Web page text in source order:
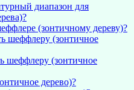
диапазон для
(зонтичному дереву)?
шеффлеру (зонтичное
шеффлеру (зонтичное
дерево)?